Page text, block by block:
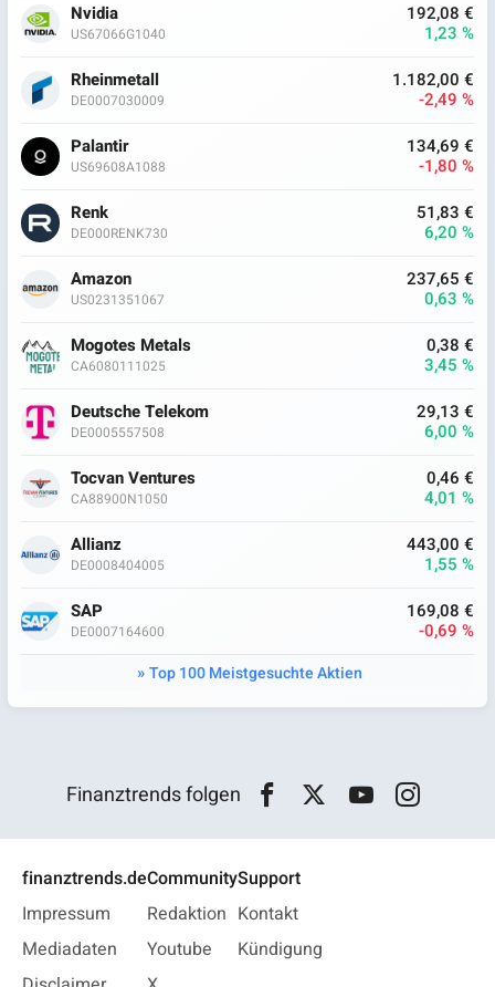
Nvidia
US67066G1040
192,08 €
1,23 %
Rheinmetall
DE0007030009
1.182,00 €
-2,49 %
Palantir
US69608A1088
134,69 €
-1,80 %
Renk
DE000RENK730
51,83 €
6,20 %
Amazon
US0231351067
237,65 €
0,63 %
Mogotes Metals
CA6080111025
0,38 €
3,45 %
Deutsche Telekom
DE0005557508
29,13 €
6,00 %
Tocvan Ventures
CA88900N1050
0,46 €
4,01 %
Allianz
DE0008404005
443,00 €
1,55 %
SAP
DE0007164600
169,08 €
-0,69 %
Top 100 Meistgesuchte Aktien
Finanztrends folgen
finanztrends.de
Impressum
Mediadaten
Community
Redaktion
Youtube
Support
Kontakt
Kündigung